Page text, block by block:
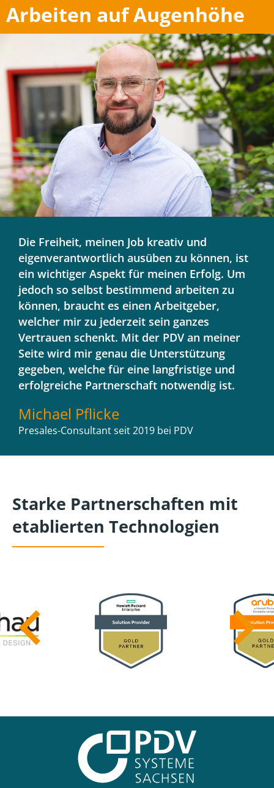
Die Freiheit, meinen Job kreativ und
eigenverantwortlich ausüben zu können, ist
ein wichtiger Aspekt für meinen Erfolg. Um
jedoch so selbst bestimmend arbeiten zu
können, braucht es einen Arbeitgeber,
welcher mir zu jederzeit sein ganzes
Vertrauen schenkt. Mit der PDV an meiner
Seite wird mir genau die Unterstützung
gegeben, welche für eine langfristige und
erfolgreiche Partnerschaft notwendig ist.
Michael Pflicke
Presales-Consultant seit 2019 bei PDV
Arbeiten auf Augenhöhe
Starke Partnerschaften mit
etablierten Technologien